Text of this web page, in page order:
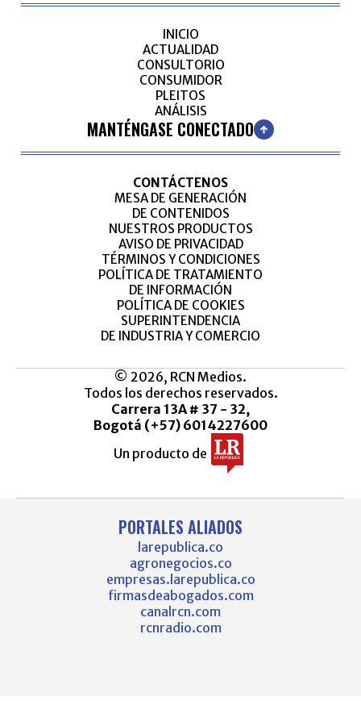
INICIO
ACTUALIDAD
CONSULTORIO
CONSUMIDOR
PLEITOS
ANÁLISIS
MANTÉNGASE CONECTADO
CONTÁCTENOS
MESA DE GENERACIÓN
DE CONTENIDOS
NUESTROS PRODUCTOS
AVISO DE PRIVACIDAD
TÉRMINOS Y CONDICIONES
POLÍTICA DE TRATAMIENTO
DE INFORMACIÓN
POLÍTICA DE COOKIES
SUPERINTENDENCIA
DE INDUSTRIA Y COMERCIO
© 2026, RCN Medios.
Todos los derechos reservados.
Carrera 13A # 37 - 32,
Bogotá (+57) 6014227600
Un producto de
PORTALES ALIADOS
larepublica.co
agronegocios.co
empresas.larepublica.co
firmasdeabogados.com
canalrcn.com
rcnradio.com